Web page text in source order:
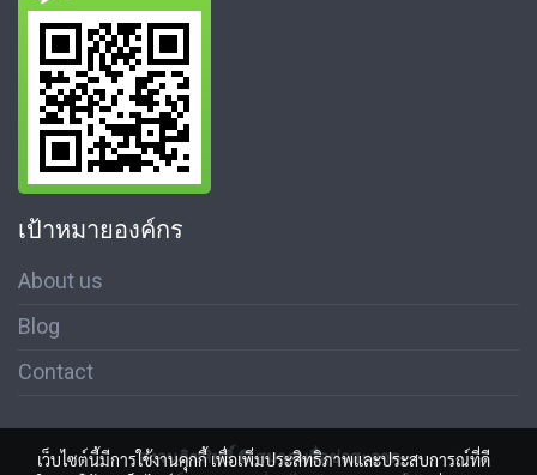
เป้าหมายองค์กร
About us
Blog
Contact
สงวนลิขสิทธิ์ © สมาคมสื่อช่อสะอาด
เว็บไซต์นี้มีการใช้งานคุกกี้ เพื่อเพิ่มประสิทธิภาพและประสบการณ์ที่ดี